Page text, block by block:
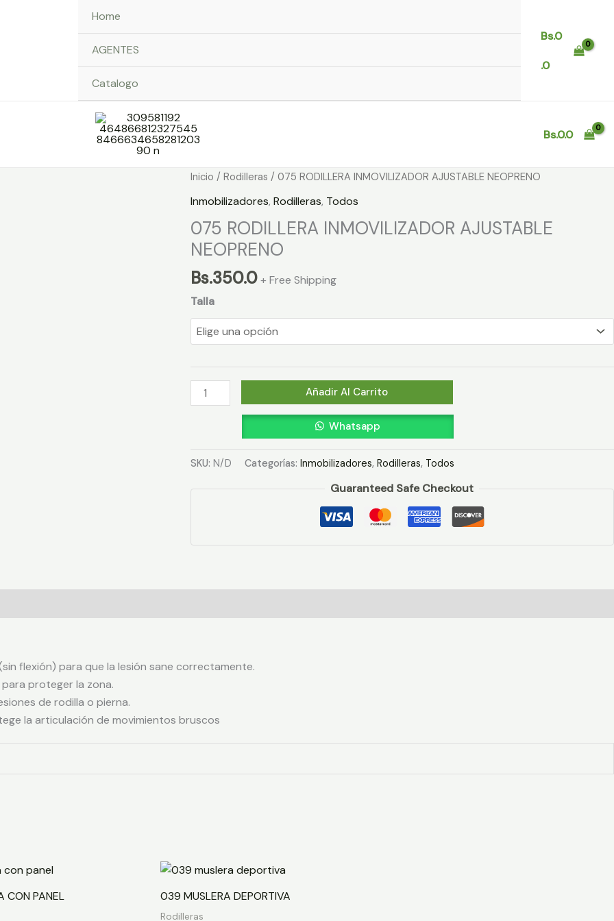
Home
AGENTES
Catalogo
Bs.0
.0
Bs.0.0
Inicio / Rodilleras / 075 RODILLERA INMOVILIZADOR AJUSTABLE NEOPRENO
Inmobilizadores, Rodilleras, Todos
075 RODILLERA INMOVILIZADOR AJUSTABLE
NEOPRENO
Bs.350.0 + Free Shipping
Talla
075
AJUSTABLE
NEOPRENO
Añadir Al Carrito
Whatsapp
SKU: N/D Categorías: Inmobilizadores, Rodilleras, Todos
Guaranteed Safe Checkout
flexión) para que la lesión sane correctamente.
proteger la zona.
de rodilla o pierna.
la articulación de movimientos bruscos
CON PANEL 039 MUSLERA DEPORTIVA
Rodilleras